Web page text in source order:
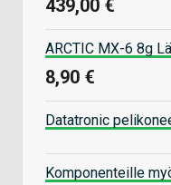
439,00 €
ARCTIC MX-6 8g
8,90 €
Datatronic
Komponenteille